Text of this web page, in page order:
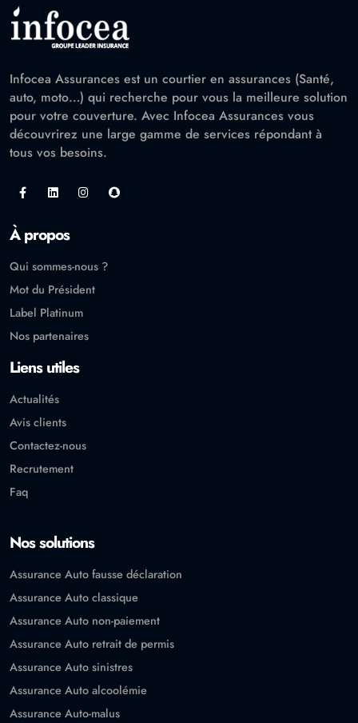
Infocea Assurances est un courtier en assurances (Santé,
auto, moto…) qui recherche pour vous la meilleure solution
pour votre couverture. Avec Infocea Assurances vous
découvrirez une large gamme de services répondant à
tous vos besoins.
À propos
Qui sommes-nous ?
Mot du Président
Label Platinum
Nos partenaires
Liens utiles
Actualités
Avis clients
Contactez-nous
Recrutement
Faq
Nos solutions
Assurance Auto fausse déclaration
Assurance Auto classique
Assurance Auto non-paiement
Assurance Auto retrait de permis
Assurance Auto sinistres
Assurance Auto alcoolémie
Assurance Auto-malus